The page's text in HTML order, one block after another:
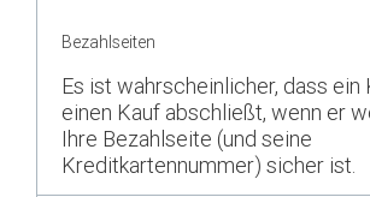
Bezahlseiten
Es ist wahrscheinlicher, dass ein
einen Kauf abschließt, wenn er
Ihre Bezahlseite (und seine
Kreditkartennummer) sicher ist.